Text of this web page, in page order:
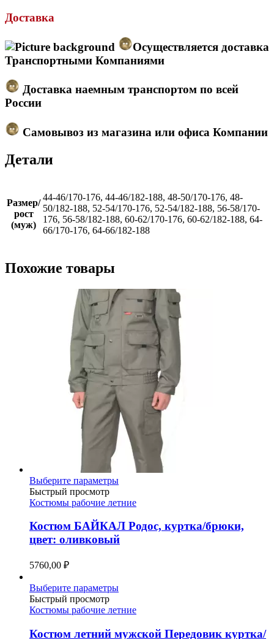
Доставка
Осуществляется доставка
Транспортными Компаниями
Доставка наемным транспортом по всей
России
Самовывоз из магазина или офиса Компании
Детали
Размер/
рост
(муж)
44-46/170-176, 44-46/182-188, 48-50/170-176, 48-
50/182-188, 52-54/170-176, 52-54/182-188, 56-58/170-
176, 56-58/182-188, 60-62/170-176, 60-62/182-188, 64-
66/170-176, 64-66/182-188
Похожие товары
Выберите параметрыЭтот
имеет
вариаций.
Опции
можно
товара.
Быстрый просмотр
Костюмы рабочие летние
Костюм БАЙКАЛ Родос, куртка/брюки,
цвет: оливковый
5760,00 ₽
Выберите параметрыЭтот
имеет
вариаций.
Быстрый просмотр
Костюмы рабочие летние
Костюм летний мужской Передовик куртка/